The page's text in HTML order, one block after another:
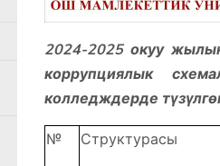
2024-2025 окуу
коррупциялык
колледждерде
№ Структурасы